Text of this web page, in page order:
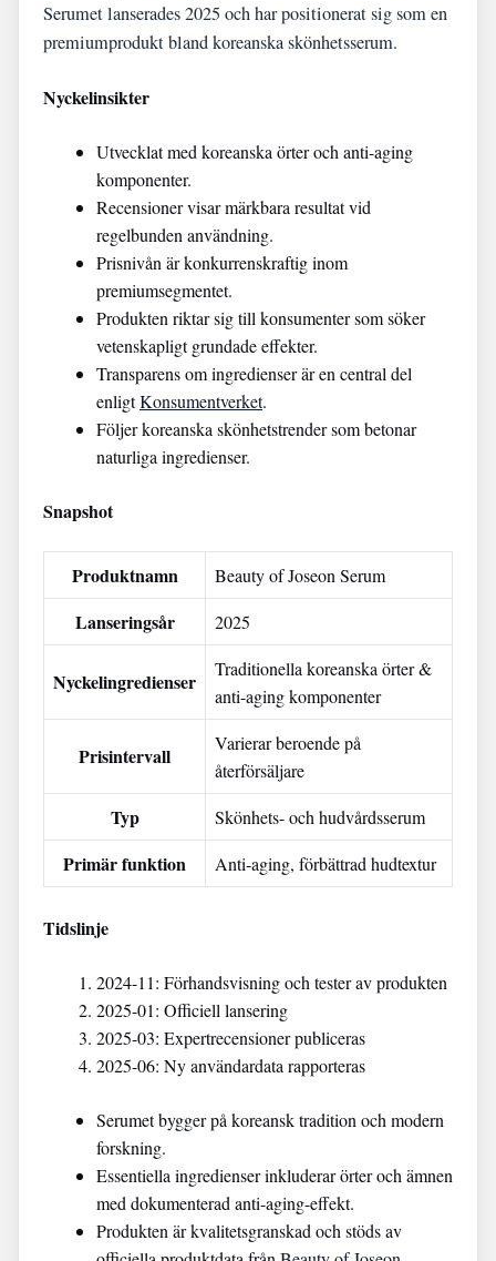
Serumet lanserades 2025 och har positionerat sig som en
premiumprodukt bland koreanska skönhetsserum.
Nyckelinsikter
Utvecklat med koreanska örter och anti-aging
komponenter.
Recensioner visar märkbara resultat vid
regelbunden användning.
Prisnivån är konkurrenskraftig inom
premiumsegmentet.
Produkten riktar sig till konsumenter som söker
vetenskapligt grundade effekter.
Transparens om ingredienser är en central del
enligtKonsumentverket.
Följer koreanska skönhetstrender som betonar
naturliga ingredienser.
Snapshot
Produktnamn Beauty of Joseon Serum
Lanseringsår 2025
Nyckelingredienser
Traditionella koreanska örter &
anti-aging komponenter
Prisintervall
Varierar beroende på
återförsäljare
Typ Skönhets- och hudvårdsserum
Primär funktion Anti-aging, förbättrad hudtextur
Tidslinje
2024-11: Förhandsvisning och tester av produkten
2025-01: Officiell lansering
2025-03: Expertrecensioner publiceras
2025-06: Ny användardata rapporteras
Serumet bygger på koreansk tradition och modern
forskning.
Essentiella ingredienser inkluderar örter och ämnen
med dokumenterad anti-aging-effekt.
Produkten är kvalitetsgranskad och stöds av